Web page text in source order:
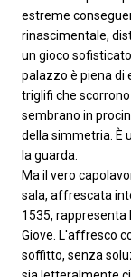
estreme
rinascimentale,
un gioco
palazzo è piena di
triglifi che
sembrano in
della simmetria. È
la guarda.
Ma il vero
sala, affrescata
1535, rappresenta
Giove. L'affresco
soffitto, senza